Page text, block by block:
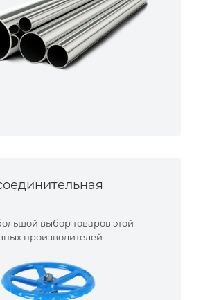
выбор товаров этой
производителей.